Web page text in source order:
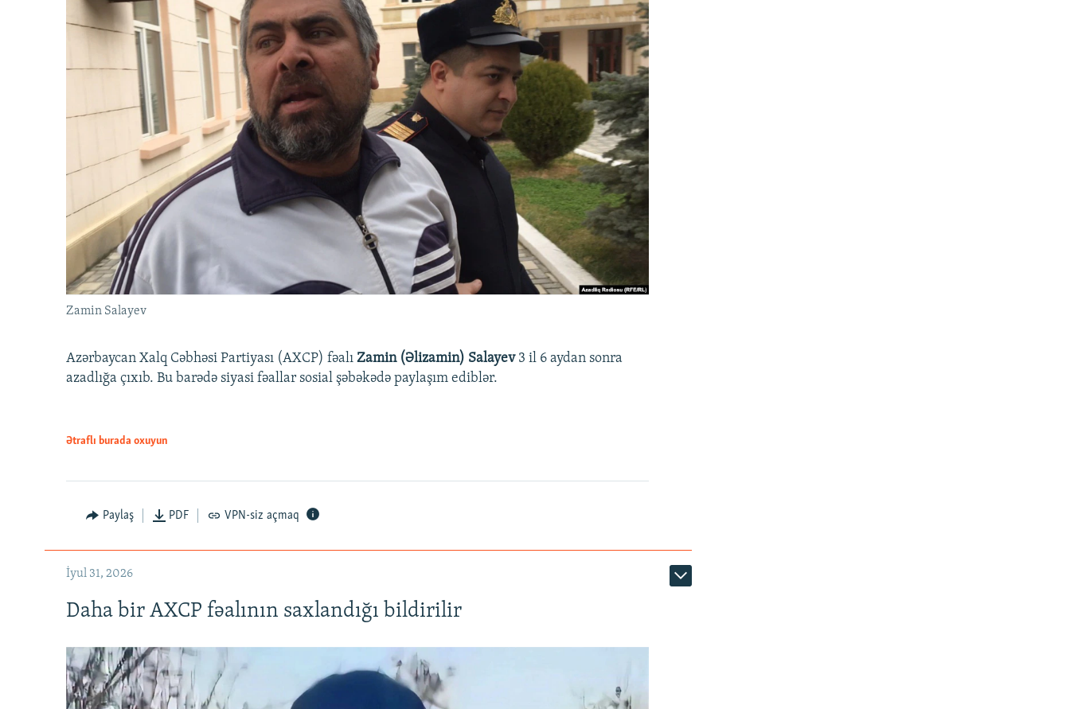
Zamin Salayev
Azərbaycan Xalq Cəbhəsi Partiyası (AXCP) fəalı Zamin (Əlizamin) Salayev 3 il 6 aydan sonra
azadlığa çıxıb. Bu barədə siyasi fəallar sosial şəbəkədə paylaşım ediblər.
Ətraflı burada oxuyun
Paylaş PDF VPN-siz açmaq
İyul 31, 2026
Daha bir AXCP fəalının saxlandığı bildirilir